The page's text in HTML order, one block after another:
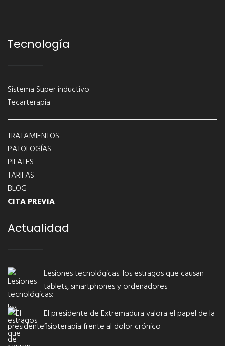
Tecnología
Sistema Super inductivo
Tecarterapia
TRATAMIENTOS
PATOLOGÍAS
PILATES
TARIFAS
BLOG
CITA PREVIA
Actualidad
Lesiones tecnológicas: los estragos que causan
tablets, smartphones y ordenadores
El presidente de Extremadura valora el papel de la
fisioterapia frente al dolor crónico